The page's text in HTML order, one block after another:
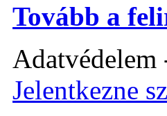
Tovább a
Adatvédelem
Jelentkezne